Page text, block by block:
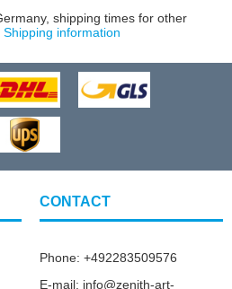
shipping times for other
Shipping information
CONTACT
Phone: +492283509576
E-mail: info@zenith-art-